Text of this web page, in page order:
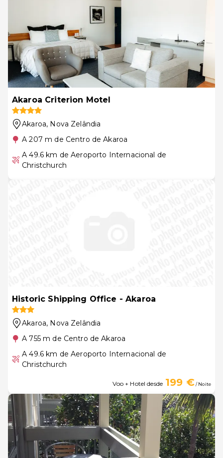
Akaroa Criterion Motel
Akaroa, Nova Zelândia
A 207 m de Centro de Akaroa
A 49.6 km de Aeroporto Internacional de
Christchurch
Historic Shipping Office - Akaroa
Akaroa, Nova Zelândia
A 755 m de Centro de Akaroa
A 49.6 km de Aeroporto Internacional de
Christchurch
Voo + Hotel desde 199 €/ Noite